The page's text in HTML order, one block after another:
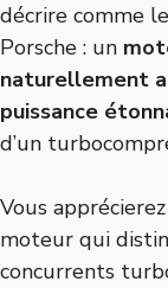
décrire comme
Porsche : un
naturellement
puissance
d’un
Vous
moteur qui
concurrents